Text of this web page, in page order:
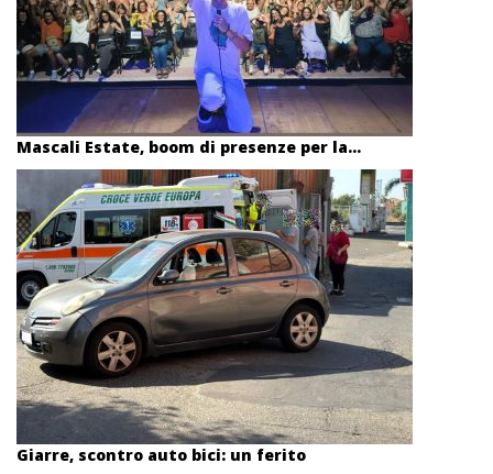
Mascali Estate, boom di presenze per la...
Giarre, scontro auto bici: un ferito